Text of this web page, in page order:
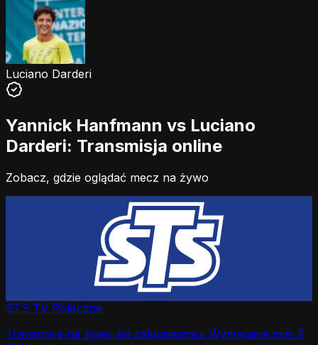
Luciano Darderi
Yannick Hanfmann vs Luciano
Darderi: Transmisja online
Zobacz, gdzie oglądać mecz na żywo
STS TV Polecane
Transmisje na żywo po zalogowaniu. Wymagane min. 2